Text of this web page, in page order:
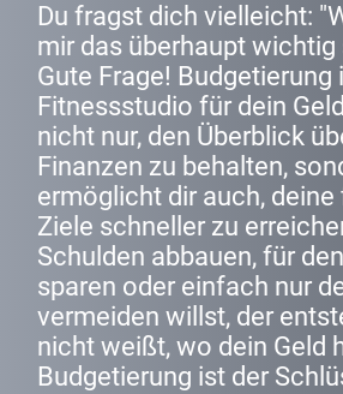
Du fragst dich vielleicht:
mir das überhaupt wichtig
Gute Frage! Budgetierung
Fitnessstudio für dein
nicht nur, den Überblick
Finanzen zu behalten,
ermöglicht dir auch, deine
Ziele schneller zu
Schulden abbauen, für
sparen oder einfach nur
vermeiden willst, der
nicht weißt, wo dein Geld
Budgetierung ist der